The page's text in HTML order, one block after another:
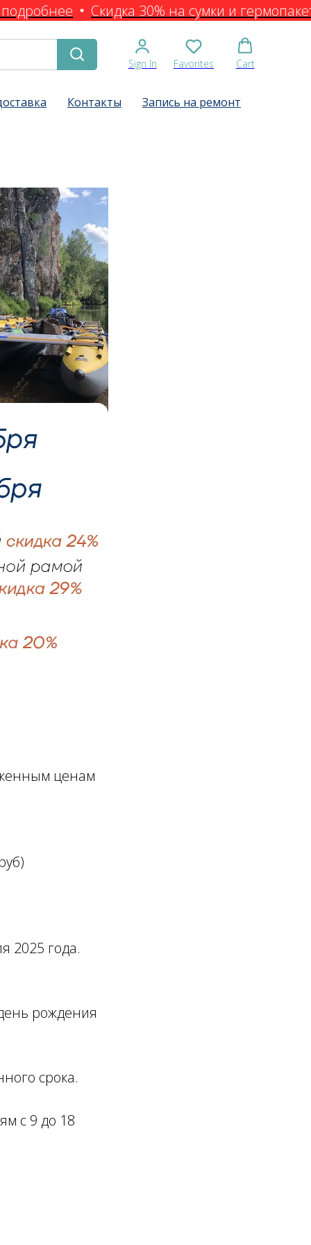
Скидка 30% на сумки и
Sign In Favorites Cart
Контакты Запись на ремонт
ценам
2025 года.
рождения
срока.
с 9 до 18